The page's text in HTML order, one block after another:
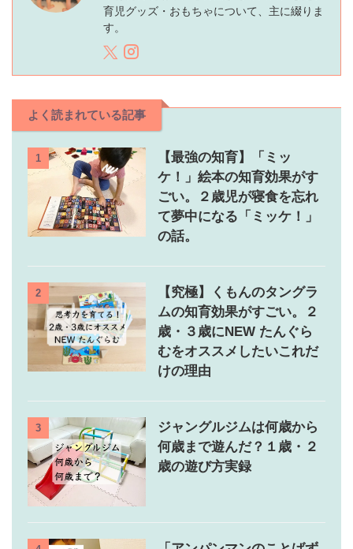
育児グッズ・おもちゃについて、主に綴りま
す。
よく読まれている記事
1
【最強の知育】「ミッ
ケ！」絵本の知育効果がす
ごい。２歳児が寝食を忘れ
て夢中になる「ミッケ！」
の話。
2
【究極】くもんのタングラ
ムの知育効果がすごい。２
歳・３歳にNEW たんぐら
むをオススメしたいこれだ
けの理由
3
ジャングルジムは何歳から
何歳まで遊んだ？１歳・２
歳の遊び方実録